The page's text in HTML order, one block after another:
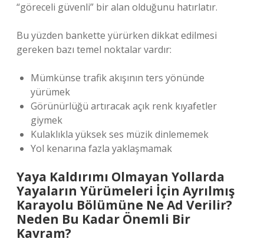
“göreceli güvenli” bir alan olduğunu hatırlatır.
Bu yüzden bankette yürürken dikkat edilmesi
gereken bazı temel noktalar vardır:
Mümkünse trafik akışının ters yönünde
yürümek
Görünürlüğü artıracak açık renk kıyafetler
giymek
Kulaklıkla yüksek ses müzik dinlememek
Yol kenarına fazla yaklaşmamak
Yaya Kaldırımı Olmayan Yollarda
Yayaların Yürümeleri İçin Ayrılmış
Karayolu Bölümüne Ne Ad Verilir?
Neden Bu Kadar Önemli Bir
Kavram?